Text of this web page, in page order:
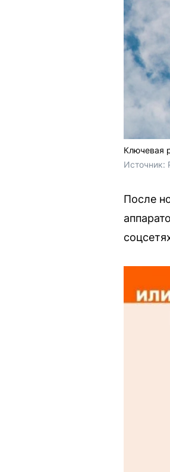
Ключевая
Источник:
После